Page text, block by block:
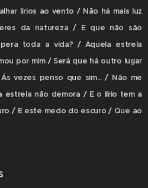
lírios ao vento / Não há mais luz
da natureza / E que não são
toda a vida? / Aquela estrela
por mim / Será que há outro lugar
vezes penso que sim... / Não me
estrela não demora / E o lírio tem a
/ E este medo do escuro / Que ao